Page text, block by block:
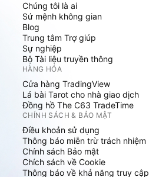
Chúng tôi là ai
Sứ mệnh không gian
Blog
Trung tâm Trợ giúp
Sự nghiệp
Bộ Tài liệu truyền thông
HÀNG HÓA
Cửa hàng TradingView
Lá bài Tarot cho nhà giao dịch
Đồng hồ The C63 TradeTime
CHÍNH SÁCH & BẢO MẬT
Điều khoản sử dụng
Thông báo miễn trừ trách nhiệm
Chính sách Bảo mật
Chích sách về Cookie
Thông báo về khả năng truy cập